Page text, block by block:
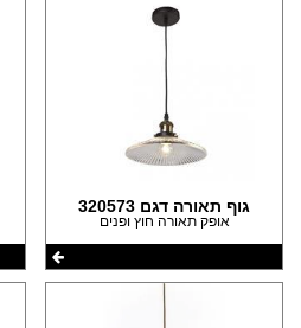
גוף תאורה דגם 320573
אופק תאורה חוץ ופנים